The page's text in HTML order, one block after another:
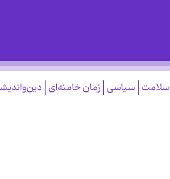
سلامت سیاسی زمان خامنه‌ای